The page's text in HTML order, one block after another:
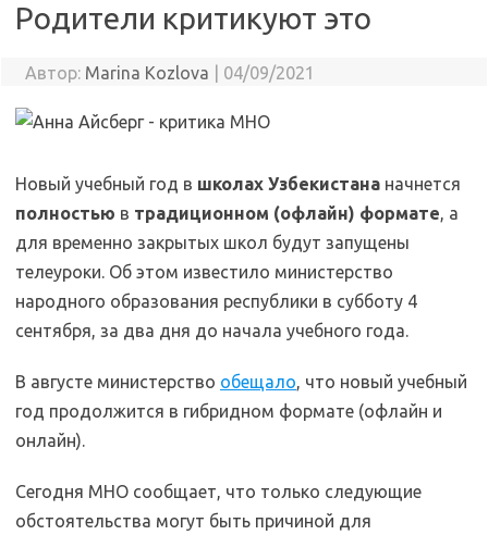
Родители критикуют это
Автор: Marina Kozlova 04/09/2021
Новый учебный год в школах Узбекистана начнется
полностью в традиционном (офлайн) формате, а
для временно закрытых школ будут запущены
телеуроки. Об этом известило министерство
народного образования республики в субботу 4
сентября, за два дня до начала учебного года.
В августе министерство обещало, что новый учебный
год продолжится в гибридном формате (офлайн и
онлайн).
Сегодня МНО сообщает, что только следующие
обстоятельства могут быть причиной для